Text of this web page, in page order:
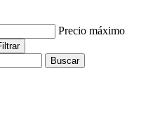
Precio máximo
Buscar